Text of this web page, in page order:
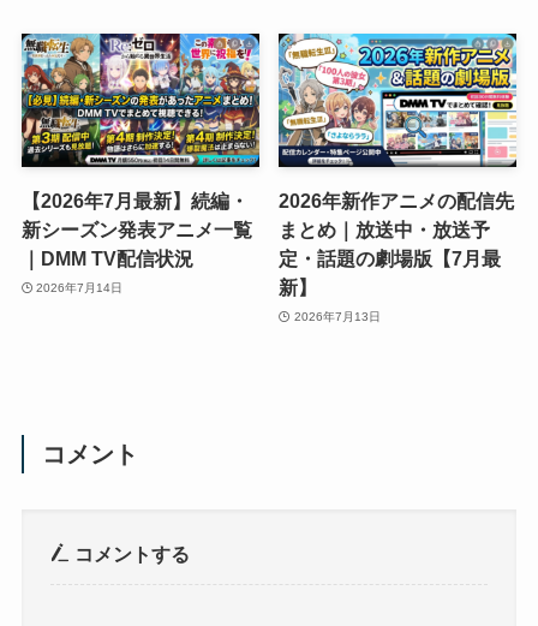
【2026年7月最新】続編・
新シーズン発表アニメ一覧
｜DMM TV配信状況
2026年7月14日
2026年新作アニメの配信先
まとめ｜放送中・放送予
定・話題の劇場版【7月最
新】
2026年7月13日
コメント
コメントする